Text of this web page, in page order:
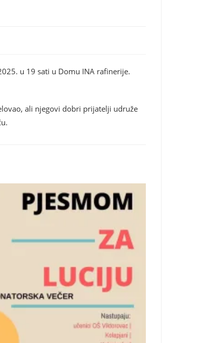
u 19 sati u Domu INA rafinerije.
ali njegovi dobri prijatelji udruže